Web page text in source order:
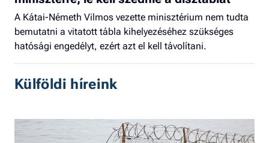
A Kátai-Németh Vilmos vezette minisztérium nem tudta
bemutatni a vitatott tábla kihelyezéséhez szükséges
hatósági engedélyt, ezért azt el kell távolítani.
Külföldi híreink